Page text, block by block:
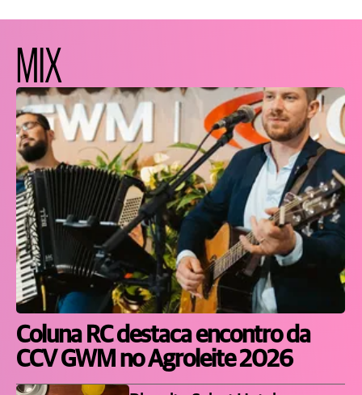
MIX
Coluna RC destaca encontro da
CCV GWM no Agroleite 2026